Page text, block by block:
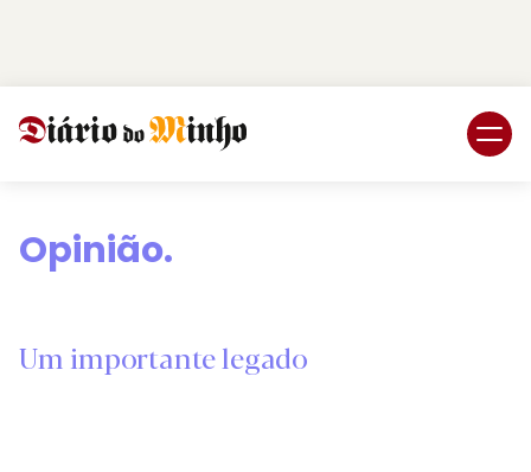
Opinião.
Um importante legado